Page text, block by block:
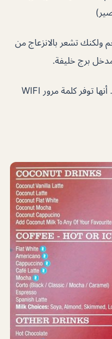
ولكنك تشعر بالانزعاج من
برج خليفة.
الموظفين ودية ومفيدة للغاية. أنها توفر كلمة مرور WIFI